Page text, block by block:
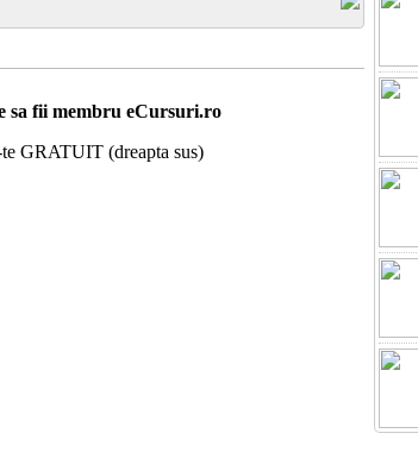
sa fii membru eCursuri.ro
GRATUIT (dreapta sus)